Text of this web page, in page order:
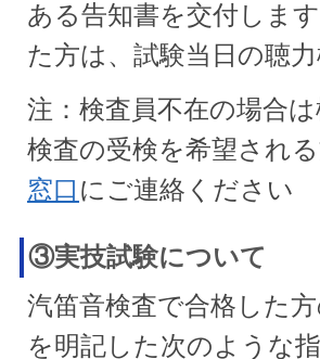
ある告知書を交付しま
た方は、試験当日の聴
注：検査員不在の場合
検査の受検を希望され
窓口 にご連絡ください
③実技試験について
汽笛音検査で合格した
を明記した次のような